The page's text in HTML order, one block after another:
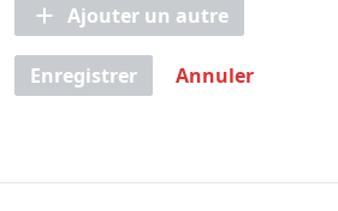
Ajouter un autre
Enregistrer Annuler